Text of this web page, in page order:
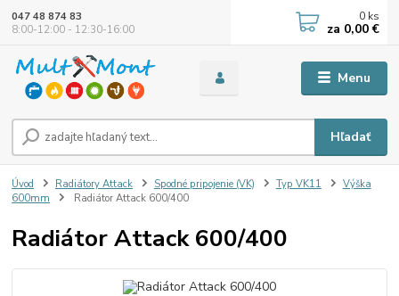
Menu
Hľadať
047 48 874 83
8:00-12:00 - 12:30-16:00
0 ks
za 0,00 €
Úvod Radiátory Attack Spodné pripojenie (VK) Typ VK11
Výška
600mm
Radiátor Attack 600/400
Radiátor Attack 600/400